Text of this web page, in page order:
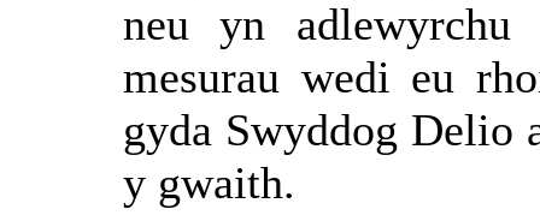
neu yn
mesurau wedi eu
gyda Swyddog Delio
y gwaith.